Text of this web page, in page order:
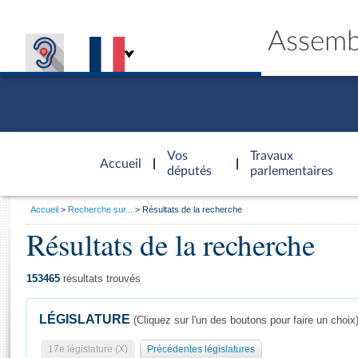
Accueil
d'accueil
Vos
députés
Travaux
parlementaires
Général
Vous
Accueil Recherche sur... Résultats de la recherche
Résultats de la recherche
153465 résultats trouvés
LÉGISLATURE (Cliquez sur l'un des boutons pour faire un choix)
17e législature (X) Précédentes législatures